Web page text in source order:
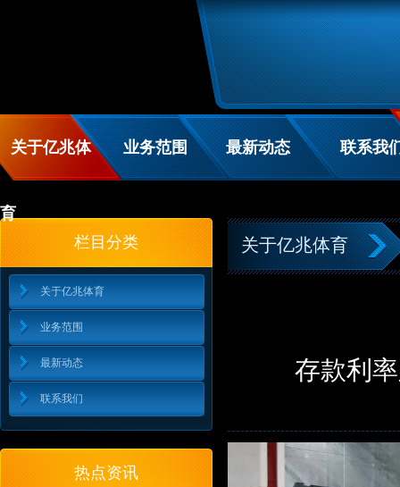
关于亿兆体
育
业务范围 最新动态 联系我
栏目分类
关于亿兆体育
业务范围
最新动态
联系我们
热点资讯
关于亿兆体育
存款利